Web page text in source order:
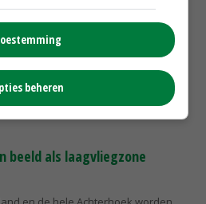
voor uitbreiding
ontwikkelingen in de land- en
van defensieactiviteiten.
beeld als laagvliegzone
beheren